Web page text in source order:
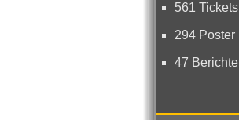
561 Tickets
294 Poster
47 Berichte